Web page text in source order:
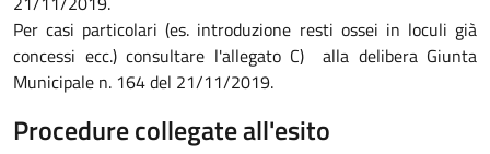
Per casi particolari (es. introduzione resti ossei in loculi già
concessi ecc.) consultare l'allegato C) alla delibera Giunta
Municipale n. 164 del 21/11/2019.
Procedure collegate all'esito